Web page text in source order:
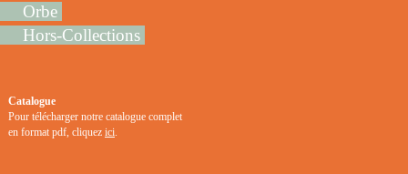
Orbe
Hors-Collections
Catalogue
Pour télécharger notre catalogue complet
en format pdf, cliquez ici